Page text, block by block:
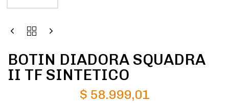
BOTIN DIADORA SQUADRA
II TF SINTETICO
$58.999,01